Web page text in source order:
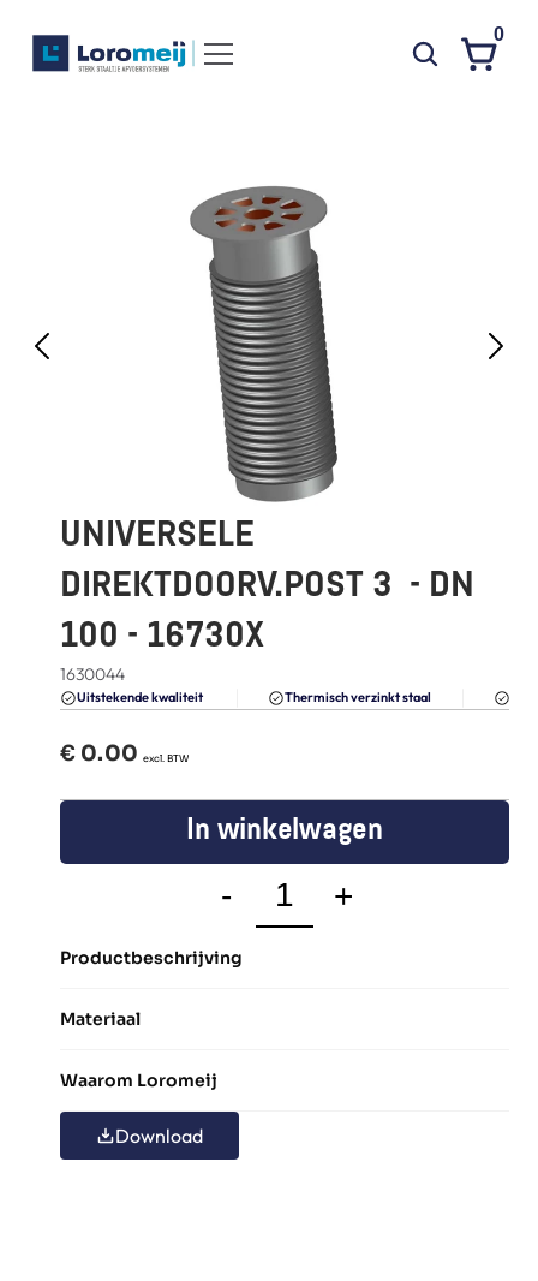
FAQ
Blogs
0
UNIVERSELE
DIREKTDOORV.POST 3  - DN
100 - 16730X
1630044
Uitstekende kwaliteit Thermisch verzinkt staal
€ 0.00
  excl. BTW
In winkelwagen
- +
Productbeschrijving
Materiaal
Waarom Loromeij
Download